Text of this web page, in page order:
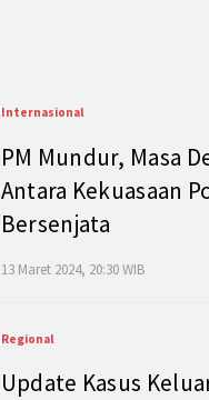
Internasional
PM Mundur, Masa
Antara Kekuasaan
Bersenjata
13 Maret 2024, 20:30 WIB
Regional
Update Kasus